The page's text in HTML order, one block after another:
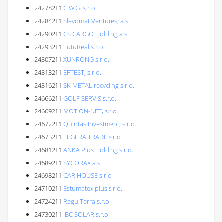
24278211 C.W.G. s.r.o.
24284211 Slevomat Ventures, a.s.
24290211 CS CARGO Holding a.s.
24293211 FutuReal s.r.o.
24307211 XUNRONG s.r.o.
24313211 EFTEST, s.r.o.
24316211 SK METAL recycling s.r.o.
24666211 GOLF SERVIS s.r.o.
24669211 MOTION-NET, s.r.o.
24672211 Quintas Investment, s.r.o.
24675211 LEGERA TRADE s.r.o.
24681211 ANKA Plus Holding s.r.o.
24689211 SYCORAX a.s.
24698211 CAR HOUSE s.r.o.
24710211 Estumatex plus s.r.o.
24724211 RegulTerra s.r.o.
24730211 IBC SOLAR s.r.o.